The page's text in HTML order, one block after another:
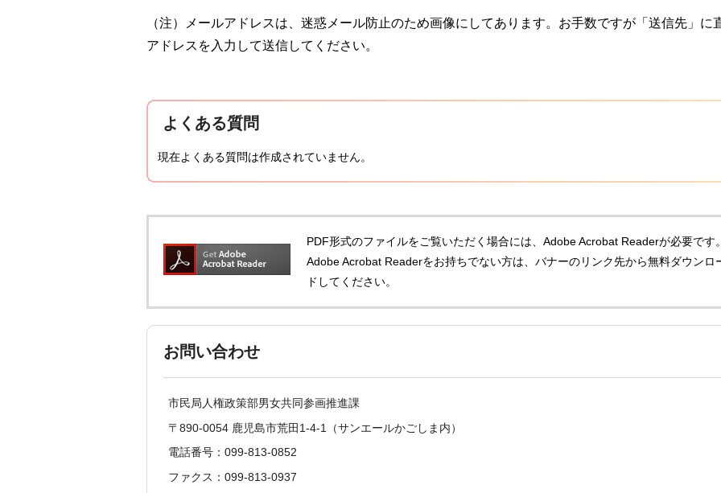
（注）メールアドレスは、迷惑メール防止のため画像にしてあります。お手数ですが「送信先」に
アドレスを入力して送信してください。
よくある質問
現在よくある質問は作成されていません。
PDF形式のファイルをご覧いただく場合には、Adobe Acrobat Readerが必要です。
Adobe Acrobat Readerをお持ちでない方は、バナーのリンク先から無料ダウンロ
ドしてください。
お問い合わせ
市民局人権政策部男女共同参画推進課
〒890-0054 鹿児島市荒田1-4-1（サンエールかごしま内）
電話番号：099-813-0852
ファクス：099-813-0937